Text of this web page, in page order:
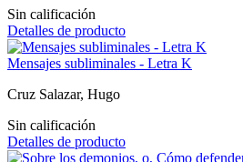
Sin calificación
Detalles de producto
Mensajes subliminales - Letra K
Cruz Salazar, Hugo
Sin calificación
Detalles de producto